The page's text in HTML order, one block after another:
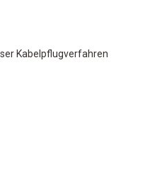
Kabelpflugverfahren